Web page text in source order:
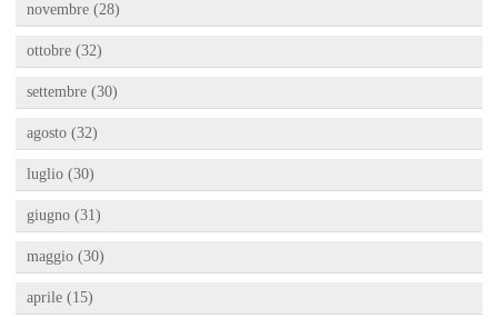
novembre (28)
ottobre (32)
settembre (30)
agosto (32)
luglio (30)
giugno (31)
maggio (30)
aprile (15)